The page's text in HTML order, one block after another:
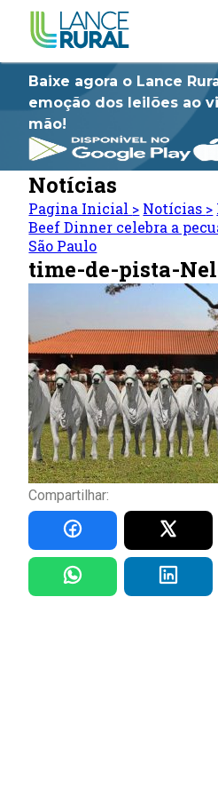
Baixe agora o Lance
emoção dos leilões ao
mão!
Notícias
Pagina Inicial > Notícias >
Beef Dinner celebra a
São Paulo
time-de-pista-
Compartilhar: